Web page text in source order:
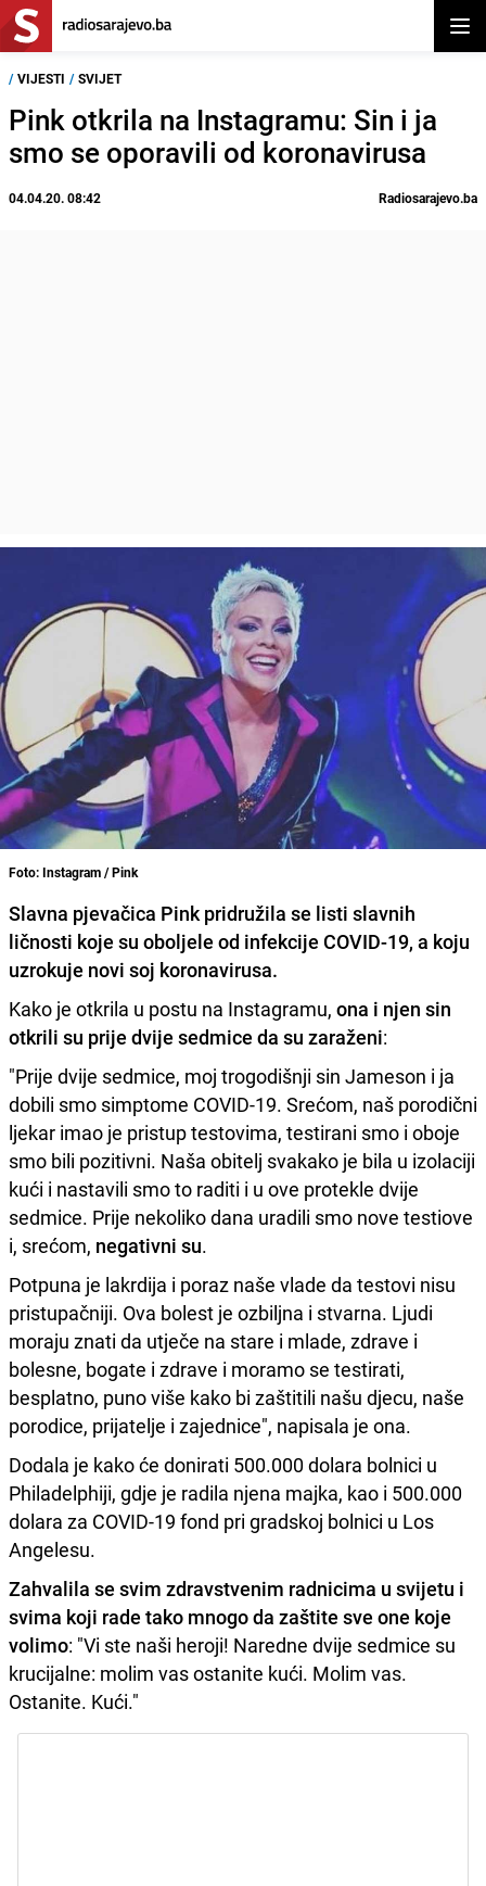
/ VIJESTI / SVIJET
Pink otkrila na Instagramu: Sin i ja
smo se oporavili od koronavirusa
04.04.20. 08:42 Radiosarajevo.ba
Foto: Instagram / Pink
Slavna pjevačica Pink pridružila se listi slavnih
ličnosti koje su oboljele od infekcije COVID-19, a koju
uzrokuje novi soj koronavirusa.
Kako je otkrila u postu na Instagramu, ona i njen sin
otkrili su prije dvije sedmice da su zaraženi:
"Prije dvije sedmice, moj trogodišnji sin Jameson i ja
dobili smo simptome COVID-19. Srećom, naš porodični
ljekar imao je pristup testovima, testirani smo i oboje
smo bili pozitivni. Naša obitelj svakako je bila u izolaciji
kući i nastavili smo to raditi i u ove protekle dvije
sedmice. Prije nekoliko dana uradili smo nove testiove
i, srećom, negativni su.
Potpuna je lakrdija i poraz naše vlade da testovi nisu
pristupačniji. Ova bolest je ozbiljna i stvarna. Ljudi
moraju znati da utječe na stare i mlade, zdrave i
bolesne, bogate i zdrave i moramo se testirati,
besplatno, puno više kako bi zaštitili našu djecu, naše
porodice, prijatelje i zajednice", napisala je ona.
Dodala je kako će donirati 500.000 dolara bolnici u
Philadelphiji, gdje je radila njena majka, kao i 500.000
dolara za COVID-19 fond pri gradskoj bolnici u Los
Angelesu.
Zahvalila se svim zdravstvenim radnicima u svijetu i
svima koji rade tako mnogo da zaštite sve one koje
volimo: "Vi ste naši heroji! Naredne dvije sedmice su
krucijalne: molim vas ostanite kući. Molim vas.
Ostanite. Kući."